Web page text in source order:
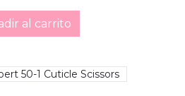
al carrito